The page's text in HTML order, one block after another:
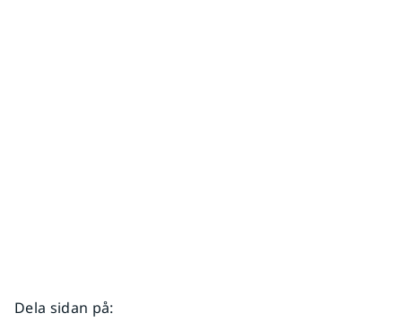
Dela sidan på: